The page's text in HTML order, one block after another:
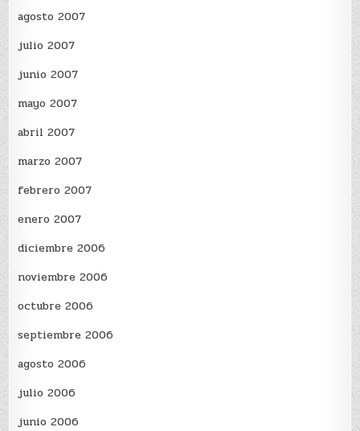
agosto 2007
julio 2007
junio 2007
mayo 2007
abril 2007
marzo 2007
febrero 2007
enero 2007
diciembre 2006
noviembre 2006
octubre 2006
septiembre 2006
agosto 2006
julio 2006
junio 2006